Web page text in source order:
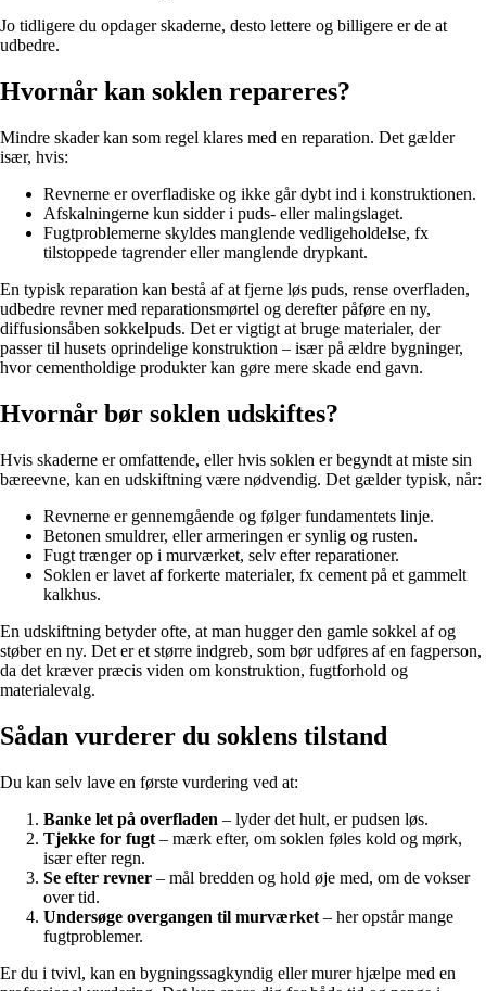
Jo tidligere du opdager skaderne, desto lettere og billigere er de at
udbedre.
Hvornår kan soklen repareres?
Mindre skader kan som regel klares med en reparation. Det gælder
især, hvis:
Revnerne er overfladiske og ikke går dybt ind i konstruktionen.
Afskalningerne kun sidder i puds- eller malingslaget.
Fugtproblemerne skyldes manglende vedligeholdelse, fx
tilstoppede tagrender eller manglende drypkant.
En typisk reparation kan bestå af at fjerne løs puds, rense overfladen,
udbedre revner med reparationsmørtel og derefter påføre en ny,
diffusionsåben sokkelpuds. Det er vigtigt at bruge materialer, der
passer til husets oprindelige konstruktion – især på ældre bygninger,
hvor cementholdige produkter kan gøre mere skade end gavn.
Hvornår bør soklen udskiftes?
Hvis skaderne er omfattende, eller hvis soklen er begyndt at miste sin
bæreevne, kan en udskiftning være nødvendig. Det gælder typisk, når:
Revnerne er gennemgående og følger fundamentets linje.
Betonen smuldrer, eller armeringen er synlig og rusten.
Fugt trænger op i murværket, selv efter reparationer.
Soklen er lavet af forkerte materialer, fx cement på et gammelt
kalkhus.
En udskiftning betyder ofte, at man hugger den gamle sokkel af og
støber en ny. Det er et større indgreb, som bør udføres af en fagperson,
da det kræver præcis viden om konstruktion, fugtforhold og
materialevalg.
Sådan vurderer du soklens tilstand
Du kan selv lave en første vurdering ved at:
Banke let på overfladen – lyder det hult, er pudsen løs.
Tjekke for fugt – mærk efter, om soklen føles kold og mørk,
især efter regn.
Se efter revner – mål bredden og hold øje med, om de vokser
over tid.
Undersøge overgangen til murværket – her opstår mange
fugtproblemer.
Er du i tvivl, kan en bygningssagkyndig eller murer hjælpe med en